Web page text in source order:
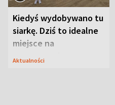
Kiedyś wydobywano tu
siarkę. Dziś to idealne
miejsce na
wypoczynek
Aktualności